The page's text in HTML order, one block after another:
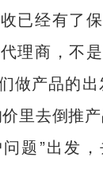
已经有了
理商，不
产品的出
里去倒推
题”出发